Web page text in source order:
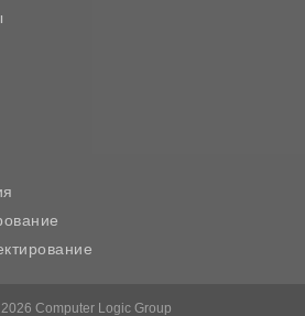
Computer Logic Group